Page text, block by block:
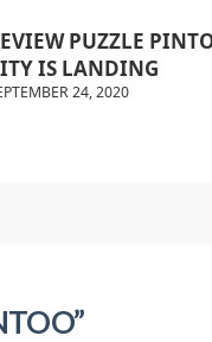
PUZZLE
IS LANDING
24, 2020